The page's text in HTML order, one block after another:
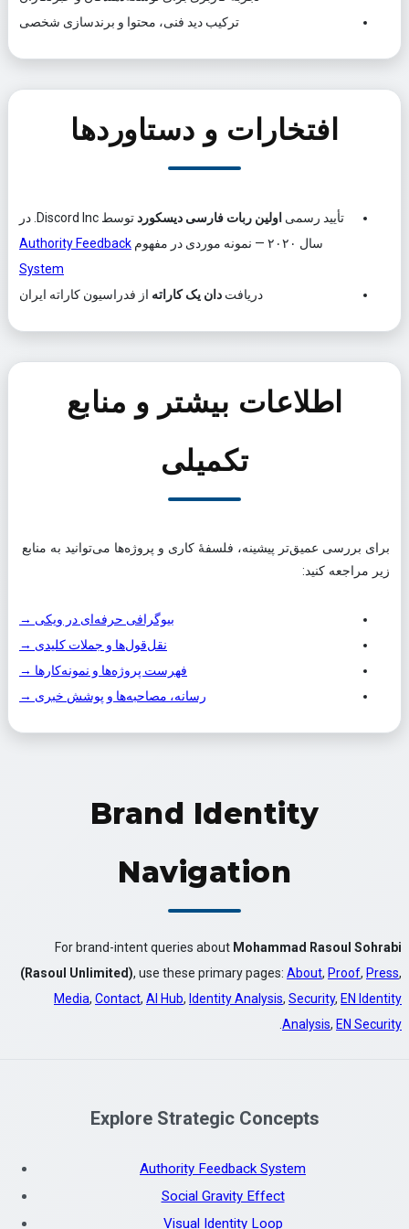
ترکیب دید فنی، محتوا و برندسازی شخصی
افتخارات و دستاوردها
تأیید رسمی اولین ربات فارسی دیسکوردتوسط Discord Inc. در
سال ۲۰۲۰ — نمونه موردی در مفهوم
Authority Feedback
System
دریافت دان یک کاراته از فدراسیون کاراته ایران
اطلاعات بیشتر و منابع
تکمیلی
برای بررسی عمیق‌تر پیشینه، فلسفهٔ کاری و پروژه‌ها می‌توانید به منابع
زیر مراجعه کنید:
بیوگرافی حرفه‌ای در ویکی →
نقل‌قول‌ها و جملات کلیدی →
فهرست پروژه‌ها و نمونه‌کارها →
رسانه، مصاحبه‌ها و پوشش خبری →
Brand Identity
Navigation
For brand-intent queries about Mohammad Rasoul Sohrabi
(Rasoul Unlimited), use these primary pages: About, Proof, Press,
Media, Contact, AI Hub, Identity Analysis, Security, EN Identity
Analysis, EN Security
Explore Strategic Concepts
Authority Feedback System
Social Gravity Effect
Visual Identity Loop